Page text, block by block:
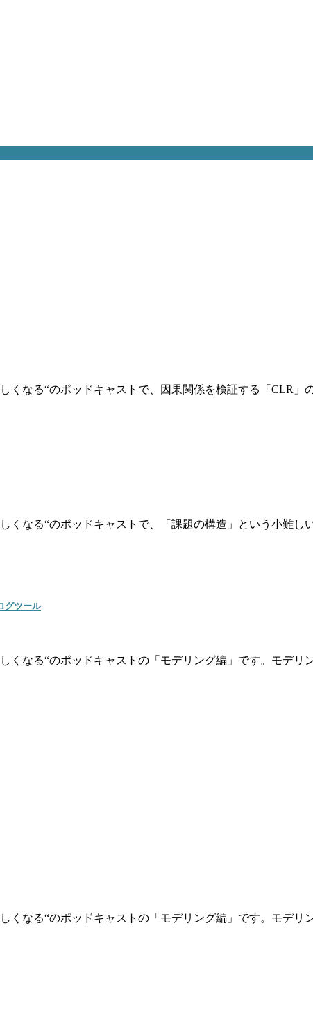
くなる“のポッドキャストで、因果関係を検証する「CLR
くなる“のポッドキャストで、「課題の構造」という小難
グツール
くなる“のポッドキャストの「モデリング編」です。モデ
くなる“のポッドキャストの「モデリング編」です。モデ